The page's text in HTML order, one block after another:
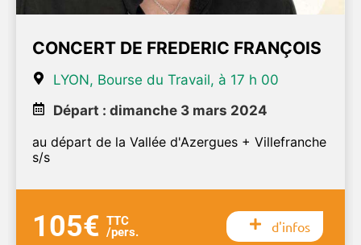
CONCERT DE FREDERIC FRANÇOIS
LYON, Bourse du Travail, à 17 h 00
Départ : dimanche 3 mars 2024
au départ de la Vallée d'Azergues + Villefranche
s/s
105€ TTC
/pers. d'infos